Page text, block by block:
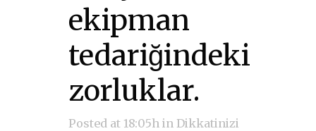
ekipman
tedariğindeki
zorluklar.
Posted at 18:05h in Dikkatinizi